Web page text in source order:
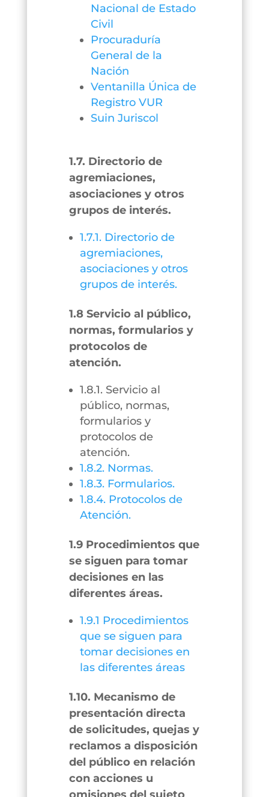
Nacional de Estado
Civil
Procuraduría
General de la
Nación
Ventanilla Única de
Registro VUR
Suin Juriscol
1.7. Directorio de
agremiaciones,
asociaciones y otros
grupos de interés.
1.7.1. Directorio de
agremiaciones,
asociaciones y otros
grupos de interés.
1.8 Servicio al público,
normas, formularios y
protocolos de
atención.
1.8.1. Servicio al
público, normas,
formularios y
protocolos de
atención.
1.8.2. Normas.
1.8.3. Formularios.
1.8.4. Protocolos de
Atención.
1.9 Procedimientos que
se siguen para tomar
decisiones en las
diferentes áreas.
1.9.1 Procedimientos
que se siguen para
tomar decisiones en
las diferentes áreas
1.10. Mecanismo de
presentación directa
de solicitudes, quejas y
reclamos a disposición
del público en relación
con acciones u